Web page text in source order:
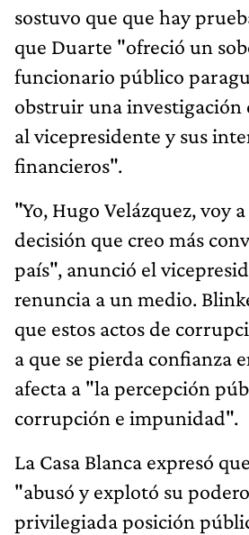
sostuvo que que hay
que Duarte "ofreció un
funcionario público
obstruir una investigación
al vicepresidente y sus
financieros".
"Yo, Hugo Velázquez, voy
decisión que creo más
país", anunció el
renuncia a un medio.
que estos actos de
a que se pierda confianza
afecta a "la percepción
corrupción e impunidad".
La Casa Blanca expresó
"abusó y explotó su
privilegiada posición